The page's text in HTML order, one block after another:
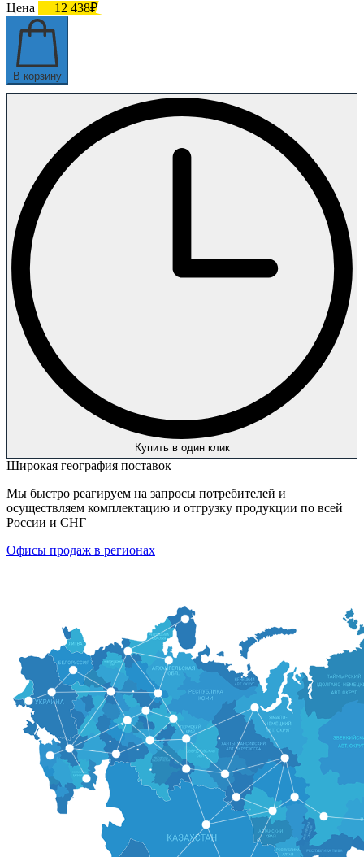
Цена 12 438₽
В корзину
Купить в один клик
Широкая география поставок
Мы быстро реагируем на запросы потребителей и
осуществляем комплектацию и отгрузку продукции по всей
России и СНГ
Офисы продаж в регионах